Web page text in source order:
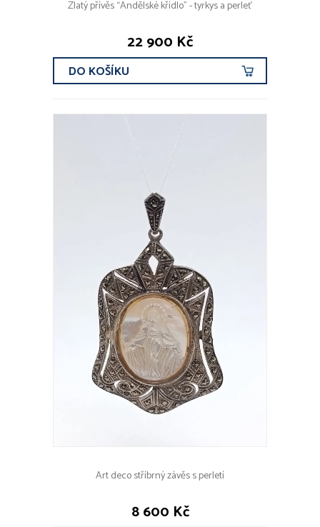
Zlatý přívěs “Andělské křídlo” - tyrkys a perleť
22 900 Kč
DO KOŠÍKU
Art deco stříbrný závěs s perletí
8 600 Kč